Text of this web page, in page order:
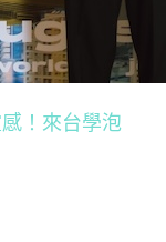
！來台學泡